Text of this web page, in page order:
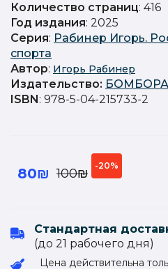
Количество страниц: 416
Год издания: 2025
Серия: Рабинер Игорь.
спорта
Автор: Игорь Рабинер
Издательство: БОМБОРА
ISBN : 978-5-04-215733-2
80₪ 100₪
-20%
Стандартная
(до 21 рабочего дня)
Цена действительна